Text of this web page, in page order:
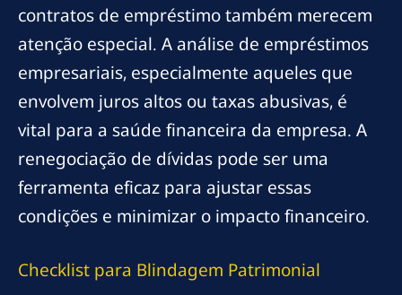
contratos de empréstimo também merecem
atenção especial. A análise de empréstimos
empresariais, especialmente aqueles que
envolvem juros altos ou taxas abusivas, é
vital para a saúde financeira da empresa. A
renegociação de dívidas pode ser uma
ferramenta eficaz para ajustar essas
condições e minimizar o impacto financeiro.
Checklist para Blindagem Patrimonial